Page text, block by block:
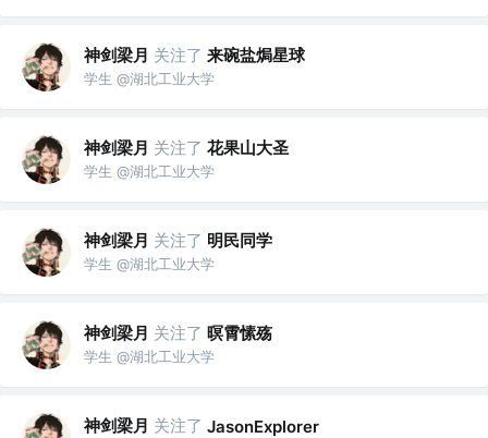
神剑梁月 关注了 来碗盐焗星球
学生 @湖北工业大学
神剑梁月 关注了 花果山大圣
学生 @湖北工业大学
神剑梁月 关注了 明民同学
学生 @湖北工业大学
神剑梁月 关注了 暝霄愫殇
学生 @湖北工业大学
神剑梁月 关注了 JasonExplorer